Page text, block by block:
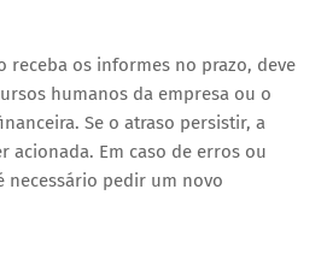
receba os informes no prazo, deve
humanos da empresa ou o
Se o atraso persistir, a
acionada. Em caso de erros ou
necessário pedir um novo